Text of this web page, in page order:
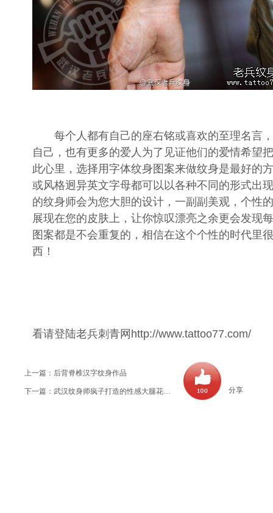
每个人都有自己的座右铭或喜欢的至理名言，
自己，也有更多的爱人为了见证他们的爱情希望
此心里，选择用字体纹身图案来做纹身是最好的
或风格迥异英文字母都可以以各种不同的形式出
的纹身师会为您大胆的设计，一副副美观，个性
展现在您的皮肤上，让你惊叹漂亮之余更会发现
图案都是不会重复的，相信在这个个性的时代里
西！
看请登陆老兵刺青网 http://www.tattoo77.com/
上一篇： 后背脊椎汉字纹身作品
下一篇： 武汉纹身师疯子打造的性感大腿花体字母纹身作品 分享